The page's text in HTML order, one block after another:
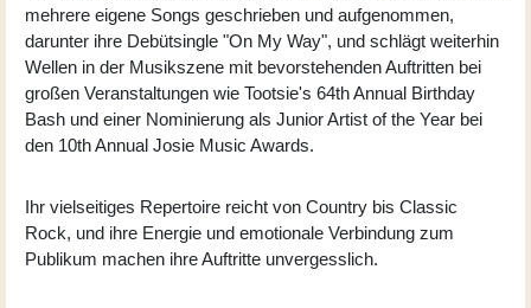
mehrere eigene Songs geschrieben und aufgenommen,
darunter ihre Debütsingle "On My Way", und schlägt weiterhin
Wellen in der Musikszene mit bevorstehenden Auftritten bei
großen Veranstaltungen wie Tootsie's 64th Annual Birthday
Bash und einer Nominierung als Junior Artist of the Year bei
den 10th Annual Josie Music Awards.
Ihr vielseitiges Repertoire reicht von Country bis Classic
Rock, und ihre Energie und emotionale Verbindung zum
Publikum machen ihre Auftritte unvergesslich.